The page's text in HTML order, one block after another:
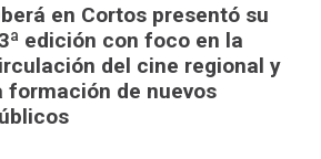
en Cortos presentó su
edición con foco en la
del cine regional y
formación de nuevos